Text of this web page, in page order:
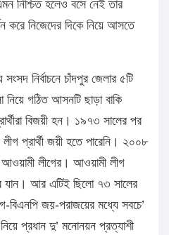
নিশ্চিত হলেও বসে নেই তার
করে নিজেদের দিকে নিয়ে আসতে
নির্বাচনে চাঁদপুর জেলার ৫টি
গঠিত আসনটি ছাড়া বাকি
বিজয়ী হন। ১৯৭৩ সালের পর
প্রার্থী জয়ী হতে পারেনি। ২০০৮
আওয়ামী লীগের। আওয়ামী লীগ
যান। আর এটিই ছিলো ৭৩ সালের
বিএনপি জয়-পরাজয়ের মধ্যে সবচে’
প্রধান দু’ মনোনয়ন প্রত্যাশী